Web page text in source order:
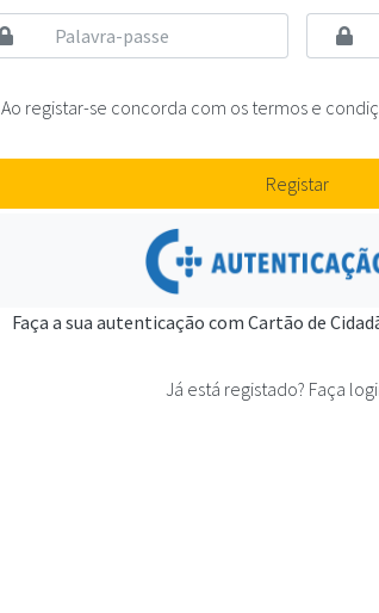
Ao registar-se concorda com os termos e
Registar
Faça a sua autenticação com Cartão de
Já está registado? Faça